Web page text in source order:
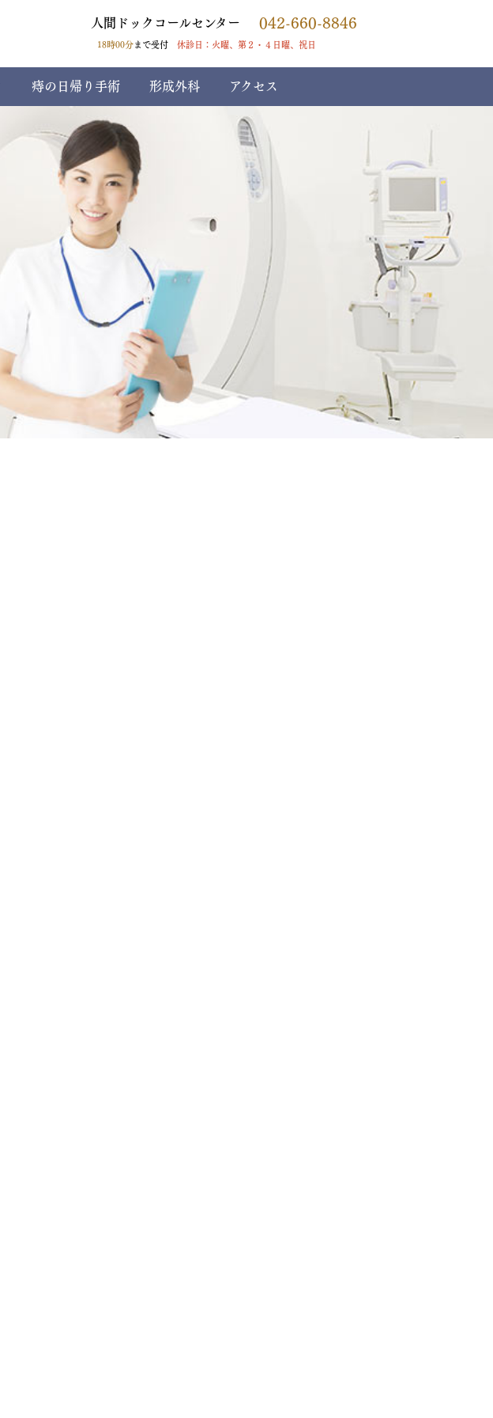
人間ドックコールセンター 042-660-8846
18時00分まで受付 休診日：火曜、第２・４日曜、祝日
痔の日帰り手術 形成外科 アクセス